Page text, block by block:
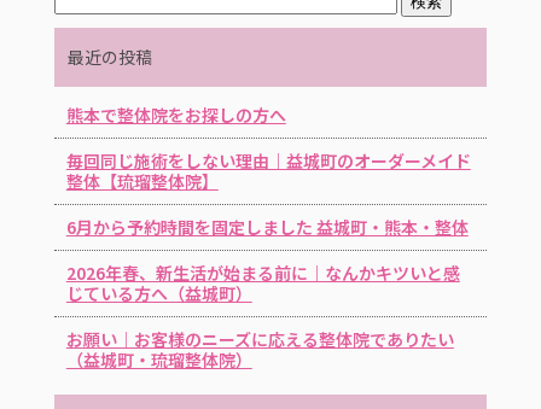
最近の投稿
熊本で整体院をお探しの方へ
毎回同じ施術をしない理由｜益城町のオーダーメイド
整体【琉瑠整体院】
6月から予約時間を固定しました 益城町・熊本・整体
2026年春、新生活が始まる前に｜なんかキツいと感
じている方へ（益城町）
お願い｜お客様のニーズに応える整体院でありたい
（益城町・琉瑠整体院）